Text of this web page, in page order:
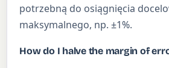
potrzebną do osiągnięcia
maksymalnego, np. ±1%.
How do I halve the margin of